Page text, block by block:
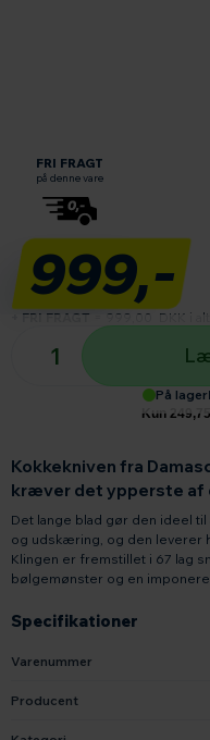
Læs om fri fragt
FRI FRAGT
på denne vare
Specifikationer
Varenummer
Producent
Kokkekniven fra
kræver det ypperste af
Det lange blad gør den ideel
og udskæring, og den leverer
Klingen er fremstillet i 67 lag
bølgemønster og en
999,-
+ FRI FRAGT 999,00 DKK i alt
På lager
Antal produkter